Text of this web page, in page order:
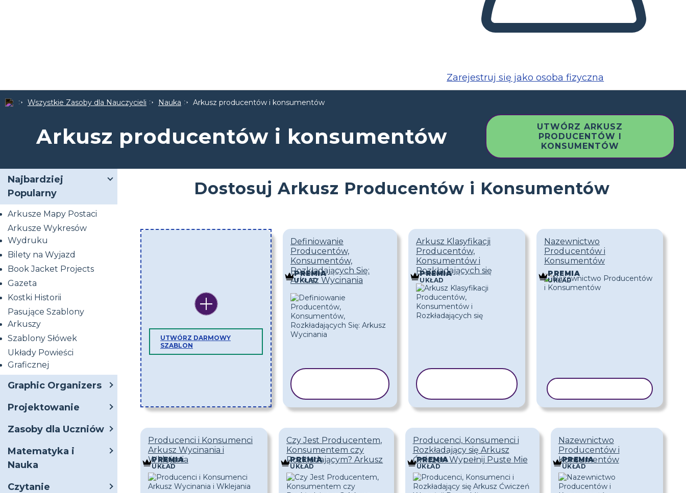
Zarejestruj się jako osoba fizyczna
Wszystkie Zasoby dla Nauczycieli Nauka Arkusz producentów i konsumentów
Arkusz producentów i konsumentów
UTWÓRZ ARKUSZ
PRODUCENTÓW I
KONSUMENTÓW
Najbardziej
Popularny
Arkusze Mapy Postaci
Arkusze Wykresów
Wydruku
Bilety na Wyjazd
Book Jacket Projects
Gazeta
Kostki Historii
Pasujące Szablony
Arkuszy
Szablony Słówek
Układy Powieści
Graficznej
Graphic Organizers
Projektowanie
Zasoby dla Uczniów
Matematyka i
Nauka
Czytanie
Dostosuj Arkusz Producentów i Konsumentów
UTWÓRZ DARMOWY
SZABLON
Definiowanie
Producentów,
Konsumentów,
Rozkładających Się:
Arkusz Wycinania
PREMIA
UKŁAD
Arkusz Klasyfikacji
Producentów,
Konsumentów i
Rozkładających się
PREMIA
UKŁAD
Nazewnictwo
Producentów i
Konsumentów
PREMIA
UKŁAD
Producenci i Konsumenci
Arkusz Wycinania i
Wklejania
PREMIA
UKŁAD
Czy Jest Producentem,
Konsumentem czy
Rozkładającym? Arkusz
PREMIA
UKŁAD
Producenci, Konsumenci i
Rozkładający się Arkusz
Ćwiczeń Wypełnij Puste Mie
PREMIA
UKŁAD
Nazewnictwo
Producentów i
Konsumentów
PREMIA
UKŁAD